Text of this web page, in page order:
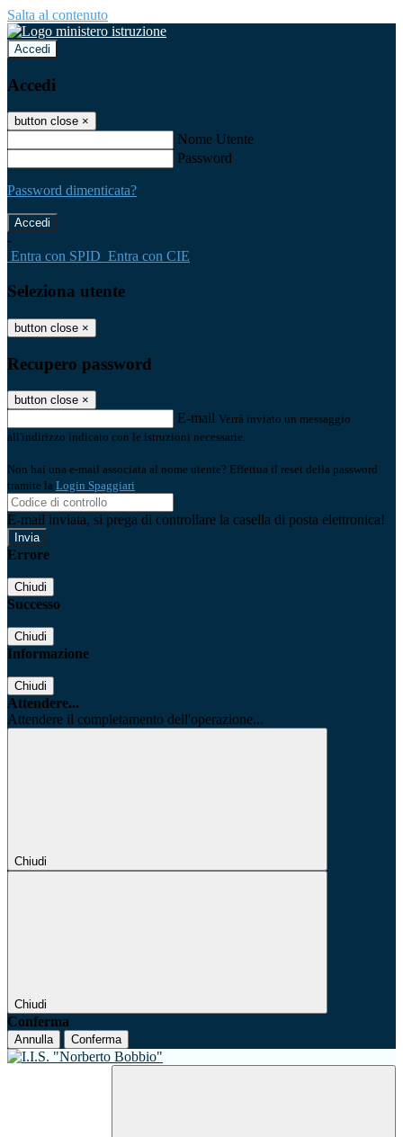
Salta al contenuto
Accedi
Accedi
button close ×
Nome Utente
Password
Password dimenticata?
-
Entra con SPID Entra con CIE
Seleziona utente
button close ×
Recupero password
button close ×
E-mail Verrà inviato un messaggio
all'indirizzo indicato con le istruzioni necessarie.
Non hai una e-mail associata al nome utente? Effettua il reset della password
tramite la Login Spaggiari
E-mail inviata, si prega di controllare la casella di posta elettronica!
Errore
Chiudi
Successo
Chiudi
Informazione
Chiudi
Attendere...
Attendere il completamento dell'operazione...
Chiudi
Chiudi
Conferma
Annulla Conferma